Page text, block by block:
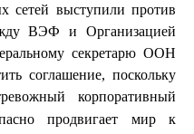
сетей выступили против
ВЭФ и Организацией
секретарю ООН
соглашение, поскольку
корпоративный
продвигает мир к